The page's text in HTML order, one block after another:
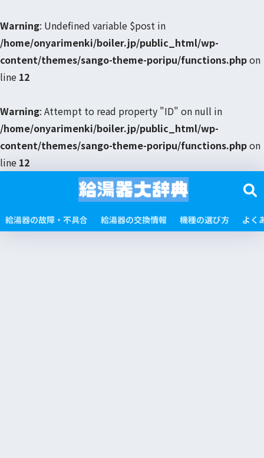
Warning: Undefined variable $post in
/home/onyarimenki/boiler.jp/public_html/wp-
content/themes/sango-theme-poripu/functions.phpon
line 12
Warning: Attempt to read property "ID" on null in
/home/onyarimenki/boiler.jp/public_html/wp-
content/themes/sango-theme-poripu/functions.phpon
line 12
給湯器の故障・不具合 給湯器の交換情報 機種の選び方 よく